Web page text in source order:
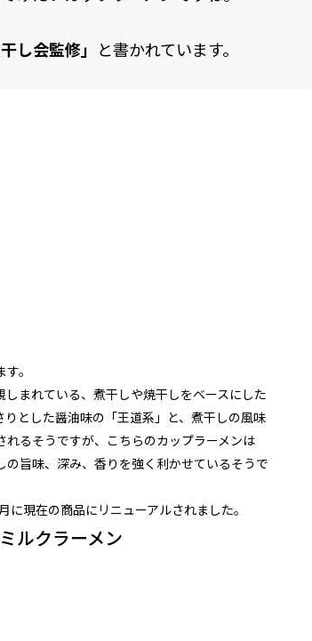
し会監修」 と書かれています。
。
まれている、煮干しや焼干しをベースにした
とした醤油味の「王道系」と、煮干しの風味
るそうですが、こちらのカップラーメンは
の旨味、深み、香りを強く利かせているそうで
現在の商品にリニューアルされました。
ルクラーメン